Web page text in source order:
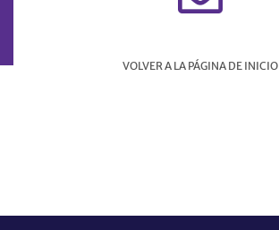
VOLVER A LA PÁGINA DE INICIO